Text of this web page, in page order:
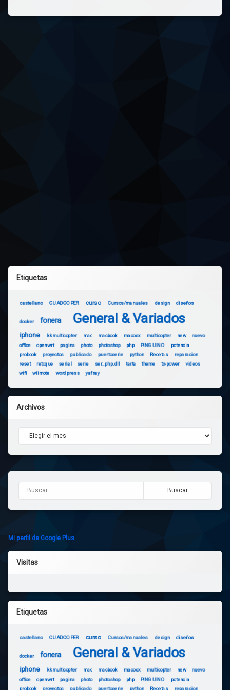
Etiquetas
castellano CUADCOPER curso Cursos/manuales design diseños
docker fonera General & Variados
iphone kkmulticopter mac macbook macosx multicopter new
nuevo
office
openwrt pagina photo photoshop php PINGUINO
potencia
probook
proyectos publicado puertoserie python Recetas
reparacion
reset
retoque serial serie ser_php.dll tarta theme tx-power
videos
wifi
wiimote wordpress yafray
Archivos
Archivos
Mi perfil de Google Plus
Visitas
Etiquetas
castellano CUADCOPER curso Cursos/manuales design diseños
docker fonera General & Variados
iphone kkmulticopter mac macbook macosx multicopter new
nuevo
office
openwrt pagina photo photoshop php PINGUINO
potencia
probook
proyectos publicado puertoserie python Recetas reparacion